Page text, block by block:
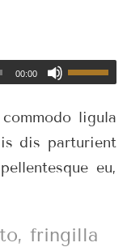
00:00
ligula
dis parturient
eu,
fringilla